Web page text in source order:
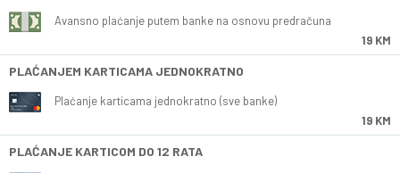
Avansno plaćanje putem banke na osnovu predračuna
19 KM
PLAĆANJEM KARTICAMA JEDNOKRATNO
Plaćanje karticama jednokratno (sve banke)
19 KM
PLAĆANJE KARTICOM DO 12 RATA